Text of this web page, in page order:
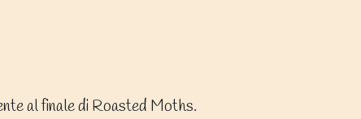
al finale di Roasted Moths.